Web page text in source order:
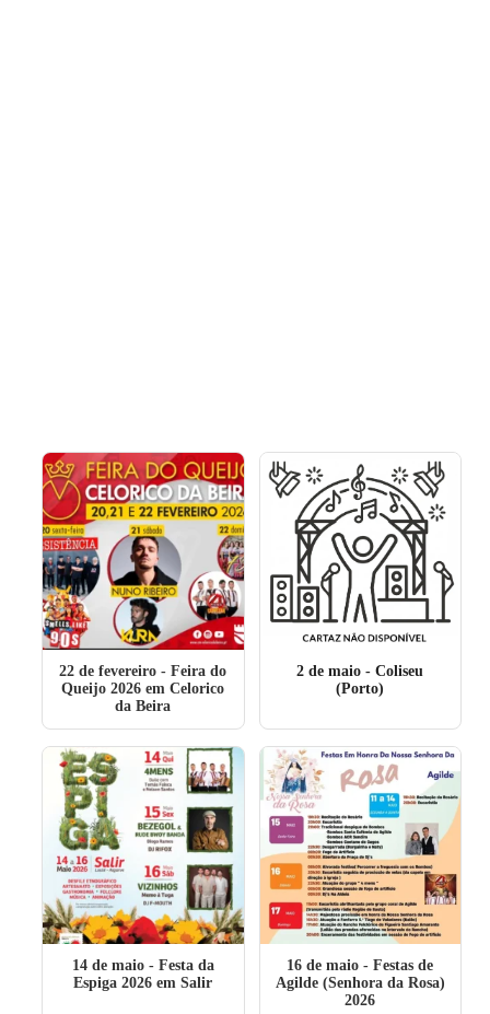
22 de fevereiro - Feira do
Queijo 2026 em Celorico
da Beira
2 de maio - Coliseu
(Porto)
14 de maio- Festa da
Espiga 2026 em Salir
16 de maio - Festas de
Agilde (Senhora da Rosa)
2026